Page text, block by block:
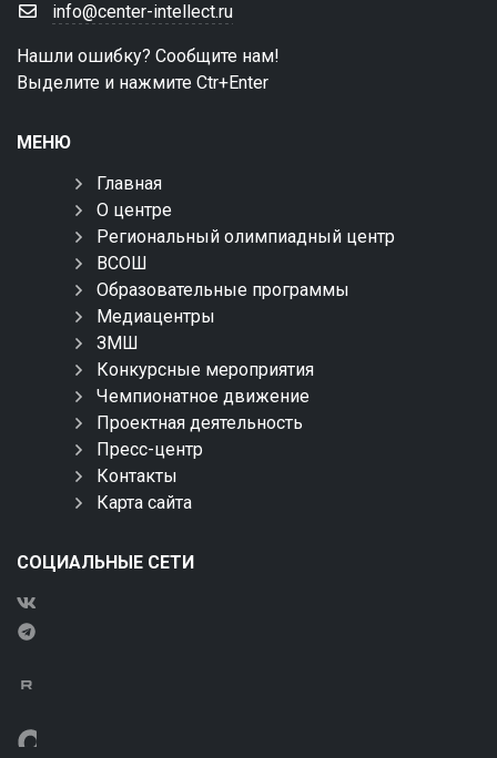
info@center-intellect.ru
Нашли ошибку? Сообщите нам!
Выделите и нажмите Ctr+Enter
МЕНЮ
Главная
О центре
Региональный олимпиадный центр
ВСОШ
Образовательные программы
Медиацентры
ЗМШ
Конкурсные мероприятия
Чемпионатное движение
Проектная деятельность
Пресс-центр
Контакты
Карта сайта
СОЦИАЛЬНЫЕ СЕТИ